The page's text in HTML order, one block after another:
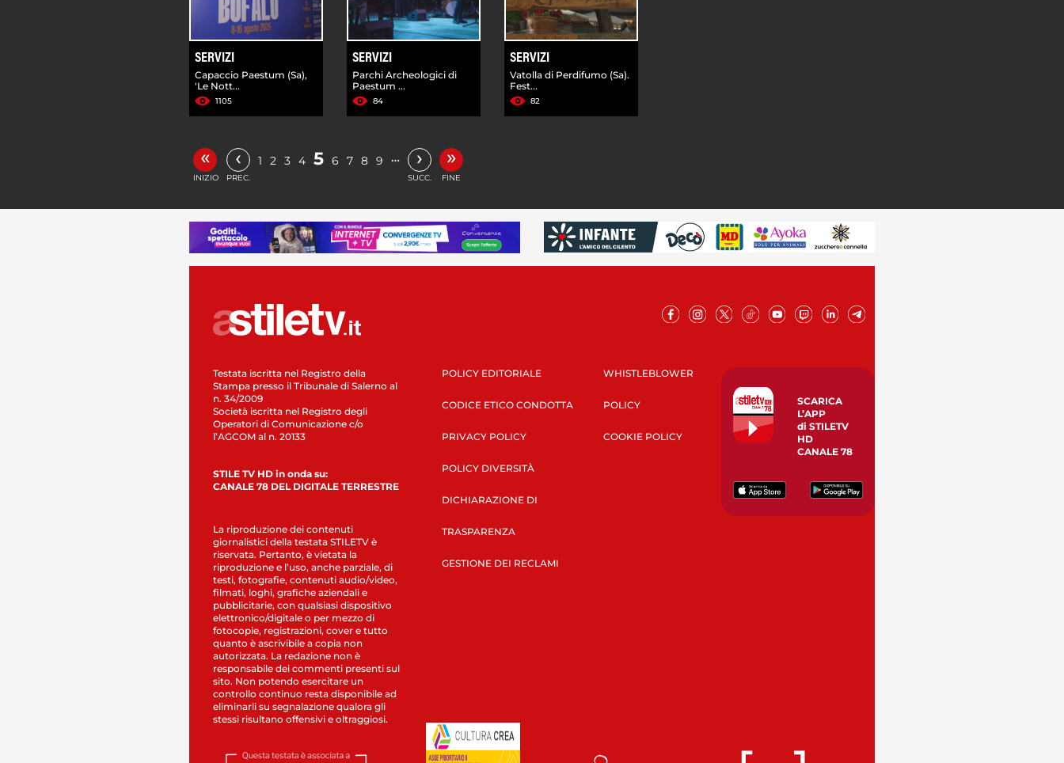
SERVIZI
Capaccio Paestum (Sa),
'Le Nott...
1105
SERVIZI
Parchi Archeologici di
Paestum ...
84
SERVIZI
Vatolla di Perdifumo (Sa).
Fest...
82
«
INIZIO
‹
PREC.
1 2 3 4 5 6 7 8 9 … ›
SUCC.
»
FINE
Testata iscritta nel Registro della
Stampa presso il Tribunale di Salerno al
n. 34/2009
Società iscritta nel Registro degli
Operatori di Comunicazione c/o
l’AGCOM al n. 20133
STILE TV HD in onda su:
CANALE 78 DEL DIGITALE TERRESTRE
La riproduzione dei contenuti
giornalistici della testata STILETV è
riservata. Pertanto, è vietata la
riproduzione e l’uso, anche parziale, di
testi, fotografie, contenuti audio/video,
filmati, loghi, grafiche aziendali e
pubblicitarie, con qualsiasi dispositivo
elettronico/digitale o per mezzo di
fotocopie, registrazioni, cover e tutto
quanto è ascrivibile a copia non
autorizzata. La redazione non è
responsabile dei commenti presenti sul
sito. Non potendo esercitare un
controllo continuo resta disponibile ad
eliminarli su segnalazione qualora gli
stessi risultano offensivi e oltraggiosi.
POLICY EDITORIALE
CODICE ETICO CONDOTTA
PRIVACY POLICY
POLICY DIVERSITÀ
DICHIARAZIONE DI
TRASPARENZA
GESTIONE DEI RECLAMI
WHISTLEBLOWER
POLICY
COOKIE POLICY
SCARICA
L’APP
di STILETV
HD
CANALE 78